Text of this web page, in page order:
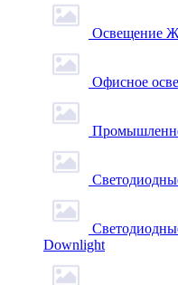
Освещение
Офисное
Downlight